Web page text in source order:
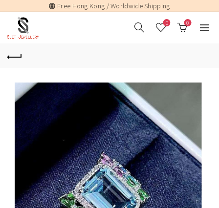
Free Hong Kong / Worldwide Shipping
0 0